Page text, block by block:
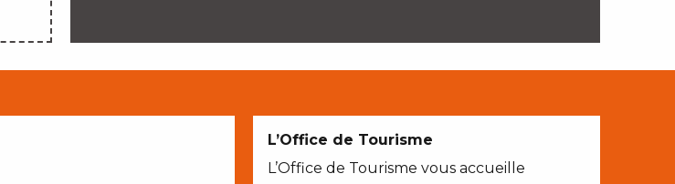
L’Office de Tourisme
L’Office de Tourisme vous accueille